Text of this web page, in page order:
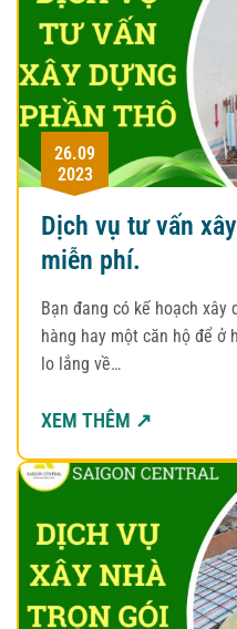
26.09
2023
Dịch vụ tư vấn
miễn phí.
Bạn đang có kế hoạch
hàng hay một căn hộ để ở
lo lắng về…
XEM THÊM ↗